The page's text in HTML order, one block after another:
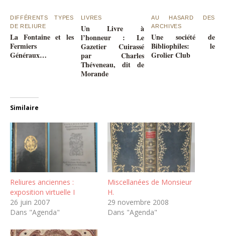
DIFFÉRENTS TYPES
DE RELIURE
La Fontaine et les
Fermiers
Généraux…
LIVRES
Un Livre à
l’honneur : Le
Gazetier Cuirassé
par Charles
Théveneau, dit de
Morande
AU HASARD DES
ARCHIVES
Une société de
Bibliophiles: le
Grolier Club
Similaire
Reliures anciennes :
exposition virtuelle I
26 juin 2007
Dans "Agenda"
Miscellanées de Monsieur
H.
29 novembre 2008
Dans "Agenda"